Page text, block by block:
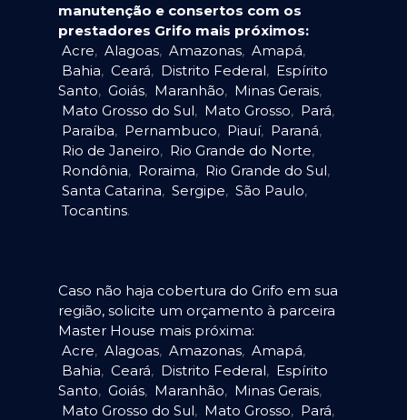
manutenção e consertos com os
prestadores Grifo mais próximos:
Acre, Alagoas, Amazonas, Amapá,
Bahia, Ceará, Distrito Federal, Espírito
Santo, Goiás, Maranhão, Minas Gerais,
Mato Grosso do Sul, Mato Grosso, Pará,
Paraíba, Pernambuco, Piauí, Paraná,
Rio de Janeiro, Rio Grande do Norte,
Rondônia, Roraima, Rio Grande do Sul,
Santa Catarina, Sergipe, São Paulo,
Tocantins.
Caso não haja cobertura do Grifo em sua
região, solicite um orçamento à parceira
Master House mais próxima:
Acre, Alagoas, Amazonas, Amapá,
Bahia, Ceará, Distrito Federal, Espírito
Santo, Goiás, Maranhão, Minas Gerais,
Mato Grosso do Sul, Mato Grosso, Pará,